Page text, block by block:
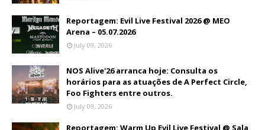
Reportagem: Evil Live Festival 2026 @ MEO
Arena – 05.07.2026
July 09, 2026
NOS Alive'26 arranca hoje: Consulta os
horários para as atuações de A Perfect Circle,
Foo Fighters entre outros.
July 09, 2026
Reportagem: Warm Up Evil Live Festival @ Sala